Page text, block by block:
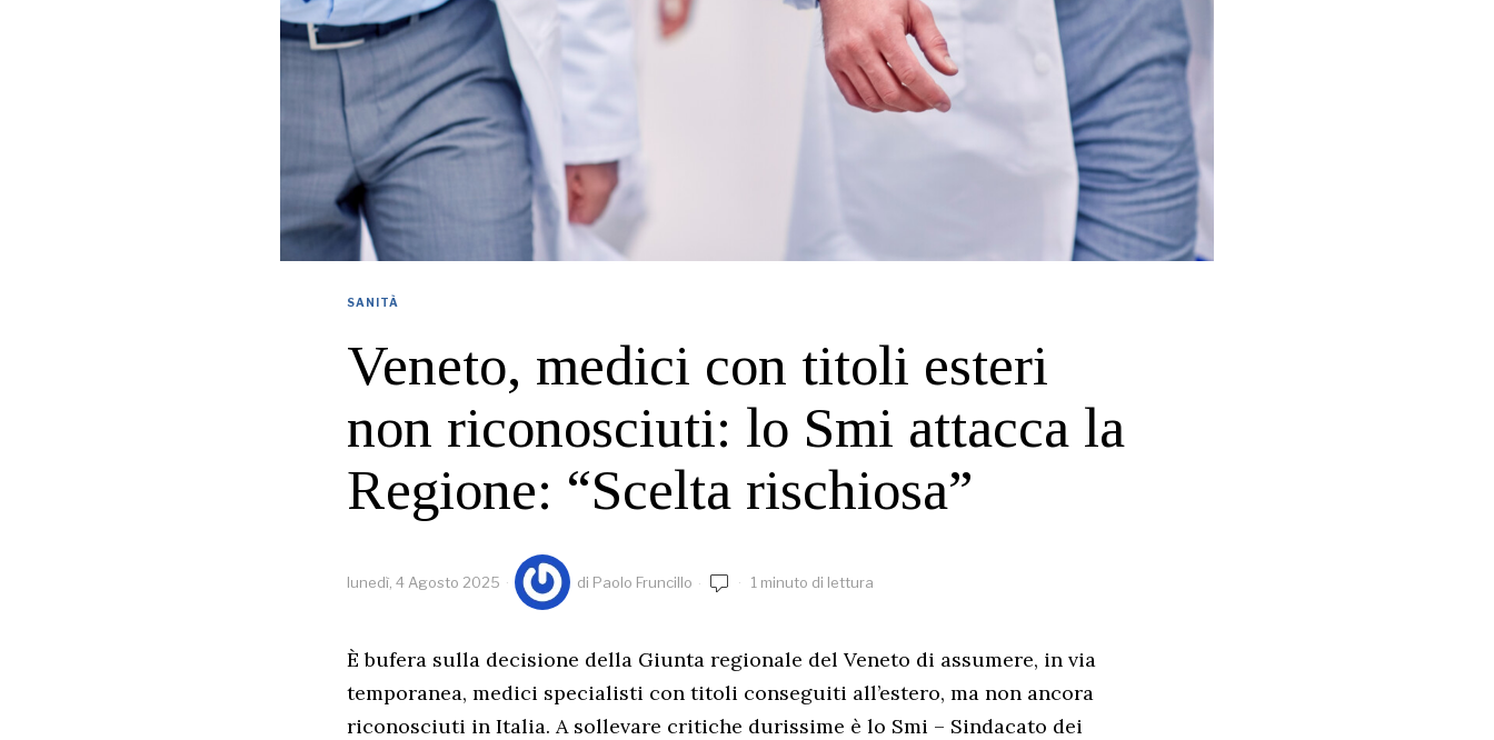
SANITÀ
Veneto, medici con titoli esteri
non riconosciuti: lo Smi attacca la
Regione: “Scelta rischiosa”
lunedì, 4 Agosto 2025 di Paolo Fruncillo 1 minuto di lettura
È bufera sulla decisione della Giunta regionale del Veneto di assumere, in via
temporanea, medici specialisti con titoli conseguiti all’estero, ma non ancora
riconosciuti in Italia. A sollevare critiche durissime è lo Smi – Sindacato dei